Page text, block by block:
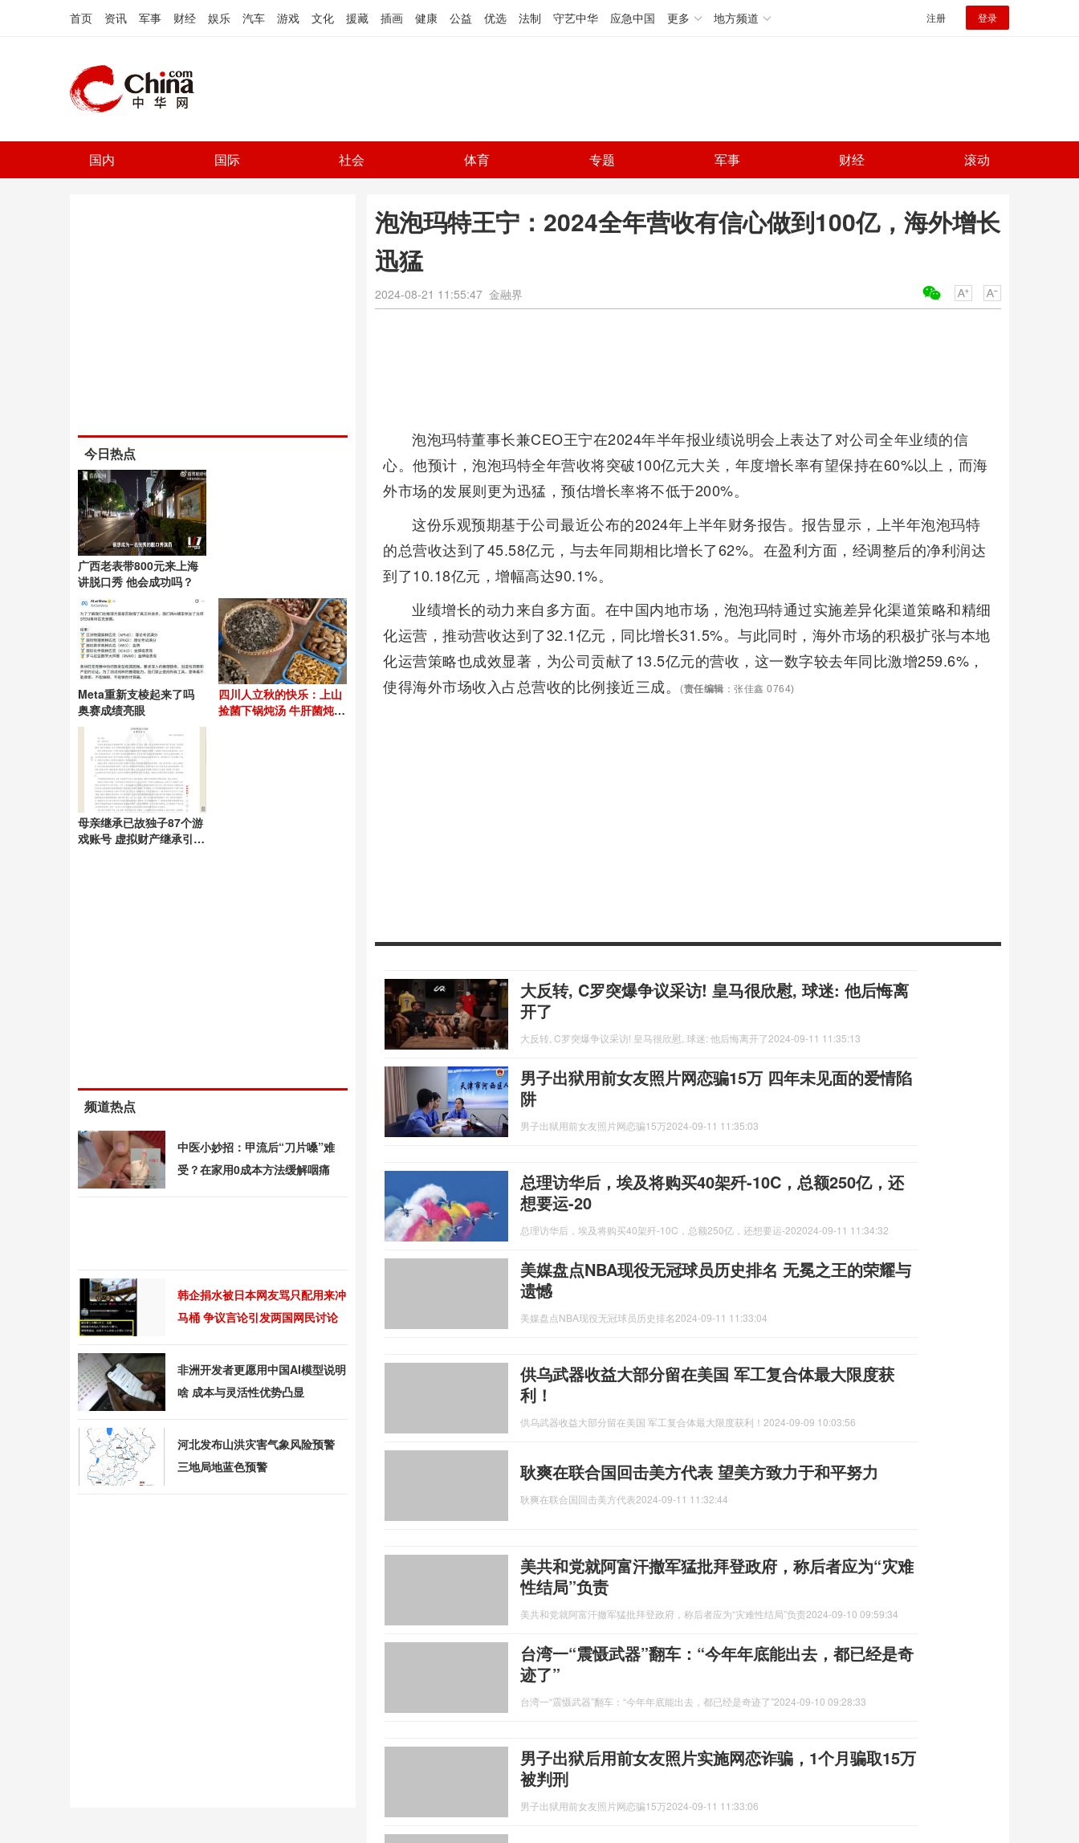
首页 资讯 军事 财经 娱乐 汽车 游戏 文化 援藏 插画 健康 公益 优选 法制 守艺中华 应急中国 更多 地方频道 注册 登录
国内 国际 社会 体育 专题 军事 财经 滚动
泡泡玛特王宁：2024全年营收有信心做到100亿，海外增长
迅猛
2024-08-21 11:55:47 金融界
泡泡玛特董事长兼CEO王宁在2024年半年报业绩说明会上表达了对公司全年业绩的信
心。他预计，泡泡玛特全年营收将突破100亿元大关，年度增长率有望保持在60%以上，而海
外市场的发展则更为迅猛，预估增长率将不低于200%。
这份乐观预期基于公司最近公布的2024年上半年财务报告。报告显示，上半年泡泡玛特
的总营收达到了45.58亿元，与去年同期相比增长了62%。在盈利方面，经调整后的净利润达
到了10.18亿元，增幅高达90.1%。
业绩增长的动力来自多方面。在中国内地市场，泡泡玛特通过实施差异化渠道策略和精细
化运营，推动营收达到了32.1亿元，同比增长31.5%。与此同时，海外市场的积极扩张与本地
化运营策略也成效显著，为公司贡献了13.5亿元的营收，这一数字较去年同比激增259.6%，
使得海外市场收入占总营收的比例接近三成。
(责任编辑 ：张佳鑫 0764)
大反转, C罗突爆争议采访! 皇马很欣慰, 球迷: 他后悔离
开了
大反转, C罗突爆争议采访! 皇马很欣慰, 球迷: 他后悔离开了2024-09-11 11:35:13
男子出狱用前女友照片网恋骗15万 四年未见面的爱情陷
阱
男子出狱用前女友照片网恋骗15万2024-09-11 11:35:03
总理访华后，埃及将购买40架歼-10C，总额250亿，还
想要运-20
总理访华后，埃及将购买40架歼-10C，总额250亿，还想要运-202024-09-11 11:34:32
美媒盘点NBA现役无冠球员历史排名 无冕之王的荣耀与
遗憾
美媒盘点NBA现役无冠球员历史排名2024-09-11 11:33:04
供乌武器收益大部分留在美国 军工复合体最大限度获
利！
供乌武器收益大部分留在美国 军工复合体最大限度获利！ 2024-09-09 10:03:56
耿爽在联合国回击美方代表 望美方致力于和平努力
耿爽在联合国回击美方代表2024-09-11 11:32:44
美共和党就阿富汗撤军猛批拜登政府，称后者应为“灾难
性结局”负责
美共和党就阿富汗撤军猛批拜登政府，称后者应为“灾难性结局”负责2024-09-10 09:59:34
台湾一“震慑武器”翻车：“今年年底能出去，都已经是奇
迹了”
台湾一“震慑武器”翻车：“今年年底能出去，都已经是奇迹了”2024-09-10 09:28:33
男子出狱后用前女友照片实施网恋诈骗，1个月骗取15万
被判刑
男子出狱用前女友照片网恋骗15万2024-09-11 11:33:06
今日热点
广西老表带800元来上海
讲脱口秀 他会成功吗？
Meta重新支棱起来了吗
奥赛成绩亮眼
四川人立秋的快乐：上山
捡菌下锅炖汤 牛肝菌炖鸭
母亲继承已故独子87个游
戏账号 虚拟财产继承引发
频道热点
中医小妙招：甲流后“刀片嗓”难
受？在家用0成本方法缓解咽痛
韩企捐水被日本网友骂只配用来冲
马桶 争议言论引发两国网民讨论
非洲开发者更愿用中国AI模型说明
啥 成本与灵活性优势凸显
河北发布山洪灾害气象风险预警
三地局地蓝色预警